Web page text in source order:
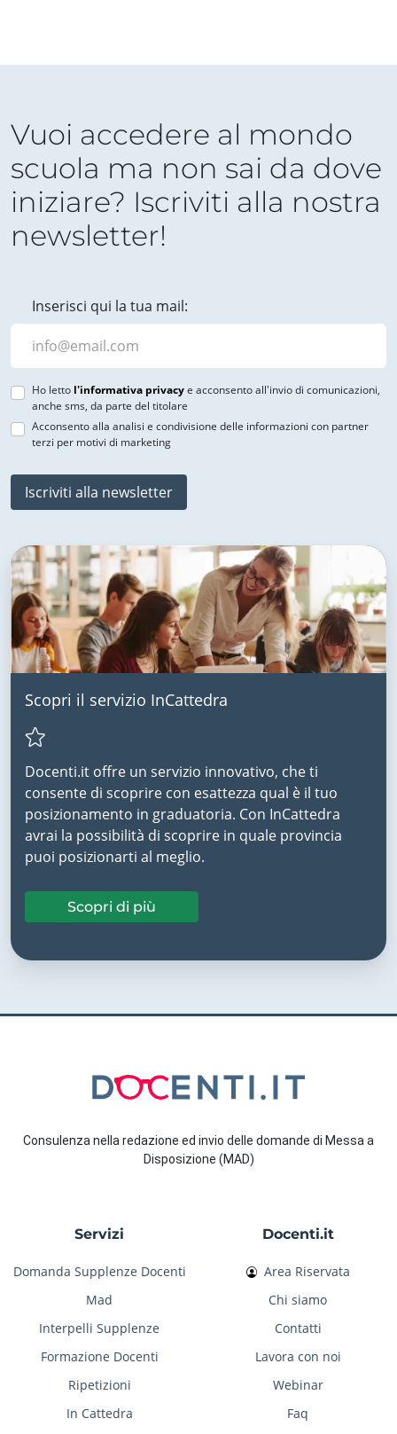
Vuoi accedere al mondo
scuola ma non sai da dove
iniziare? Iscriviti alla nostra
newsletter!
Inserisci qui la tua mail:
Ho letto l'informativa privacye acconsento all'invio di comunicazioni,
anche sms, da parte del titolare
Acconsento alla analisi e condivisione delle informazioni con partner
terzi per motivi di marketing
Iscriviti alla newsletter
Scopri il servizio InCattedra
Docenti.it offre un servizio innovativo, che ti
consente di scoprire con esattezza qual è il tuo
posizionamento in graduatoria. Con InCattedra
avrai la possibilità di scoprire in quale provincia
puoi posizionarti al meglio.
Scopri di più
Consulenza nella redazione ed invio delle domande di Messa a
Disposizione (MAD)
Servizi
Domanda Supplenze Docenti
Mad
Interpelli Supplenze
Formazione Docenti
Ripetizioni
In Cattedra
Docenti.it
Area Riservata
Chi siamo
Contatti
Lavora con noi
Webinar
Faq